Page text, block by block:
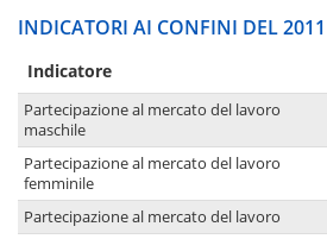
INDICATORI AI CONFINI DEL 2011
Indicatore
Partecipazione al mercato del lavoro
maschile
Partecipazione al mercato del lavoro
femminile
Partecipazione al mercato del lavoro